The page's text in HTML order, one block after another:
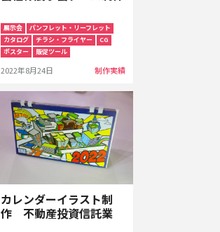
展示会
パンフレット・リーフレット
カタログ
チラシ・フライヤー
CG
ポスター
販促ツール
2022年8月24日 制作実績
カレンダーイラスト制
作 不動産投資信託業